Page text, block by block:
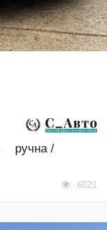
ручна /
6021